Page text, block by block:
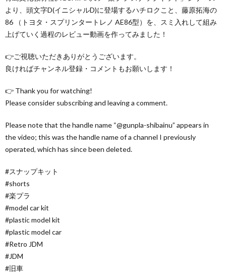
より、頭文字D(イニシャルD)に登場するハチロクこと、藤原拓海の
86 （トヨタ・スプリンタートレノ AE86型）を、スミ入れして組み
上げていく過程のレビュー動画を作ってみました！
👉ご視聴いただきありがとうございます。
良ければチャンネル登録・コメントもお願いします！
👉 Thank you for watching!
Please consider subscribing and leaving a comment.
Please note that the handle name “@gunpla-shibainu” appears in
the video; this was the handle name of a channel I previously
operated, which has since been deleted.
#スナップキット
#shorts
#楽プラ
#model car kit
#plastic model kit
#plastic model car
#Retro JDM
#JDM
#旧車